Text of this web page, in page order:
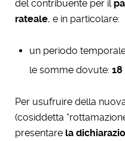
del contribuente per il
rateale, e in particolare:
un periodo
le somme dovute:
Per usufruire della
(cosiddetta
presentare la